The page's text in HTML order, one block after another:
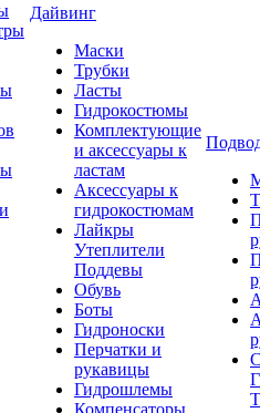
Дайвинг
Маски
Трубки
Ласты
Гидрокостюмы
Комплектующие
и аксессуары к
ластам
Аксессуары к
гидрокостюмам
Лайкры
Утеплители
Поддевы
Обувь
Боты
Гидроноски
Перчатки и
рукавицы
Гидрошлемы
Компенсаторы